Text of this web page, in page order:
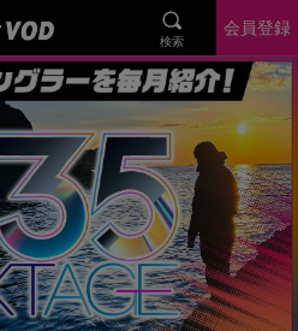
検索
会員登録